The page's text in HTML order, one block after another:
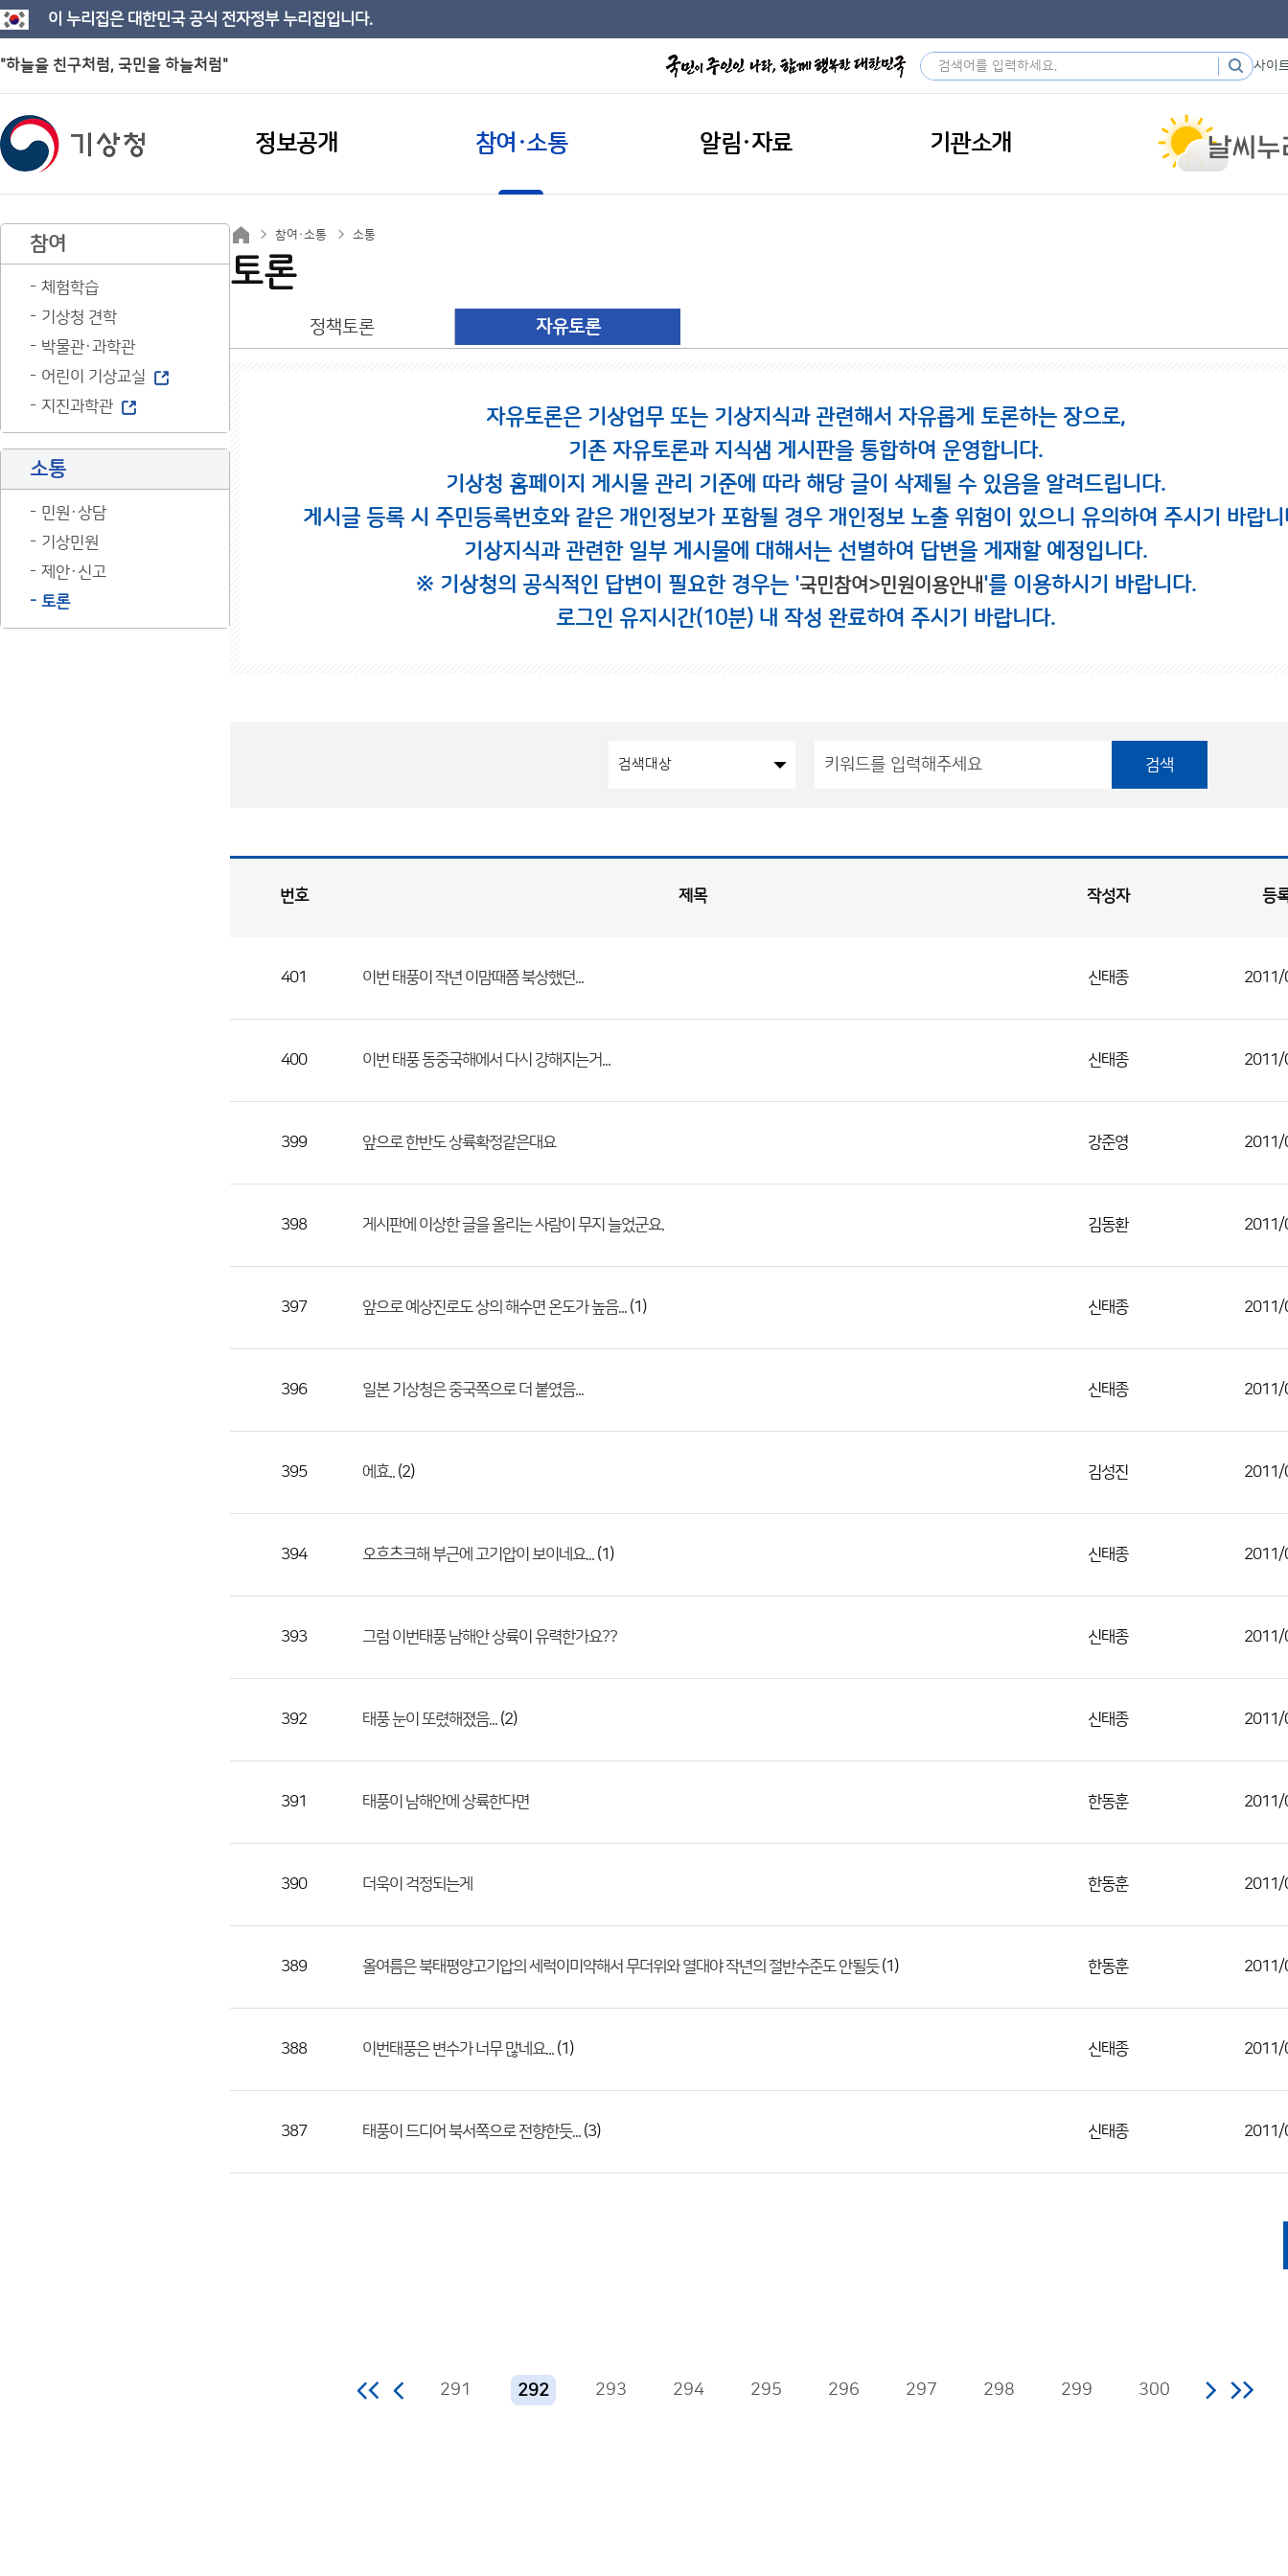
이 누리집은 대한민국 공식 전자정부 누리집입니다.
"하늘을 친구처럼, 국민을 하늘처럼" 사이
정보공개 참여·소통 알림·자료 기관소개
참여
체험학습
기상청 견학
박물관·과학관
어린이 기상교실
지진과학관
소통
민원·상담
기상민원
제안·신고
토론
참여·소통 소통
토론
정책토론 자유토론
자유토론은 기상업무 또는 기상지식과 관련해서 자유롭게 토론하는 장으로,
기존 자유토론과 지식샘 게시판을 통합하여 운영합니다.
기상청 홈페이지 게시물 관리 기준에 따라 해당 글이 삭제될 수 있음을 알려드립니다.
게시글 등록 시 주민등록번호와 같은 개인정보가 포함될 경우 개인정보 노출 위험이 있으니 유의하여 주시기 바랍니
기상지식과 관련한 일부 게시물에 대해서는 선별하여 답변을 게재할 예정입니다.
※ 기상청의 공식적인 답변이 필요한 경우는 '국민참여>민원이용안내'를 이용하시기 바랍니다.
로그인 유지시간(10분) 내 작성 완료하여 주시기 바랍니다.
검색
로
제
성
다.
번호 제목 작성자 등
401 이번 태풍이 작년 이맘때쯤 북상했던... 신태종 2011/
400 이번 태풍 동중국해에서 다시 강해지는거... 신태종 2011/
399 앞으로 한반도 상륙확정같은대요 강준영 2011/
398 게시판에 이상한 글을 올리는 사람이 무지 늘었군요. 김동환 2011/
397 앞으로 예상진로도 상의 해수면 온도가 높음... (1) 신태종 2011/
396 일본 기상청은 중국쪽으로 더 붙였음... 신태종 2011/
395 에효.. (2) 김성진 2011/
394 오흐츠크해 부근에 고기압이 보이네요... (1) 신태종 2011/
393 그럼 이번태풍 남해안 상륙이 유력한가요?? 신태종 2011/
392 태풍 눈이 또렸해졌음... (2) 신태종 2011/
391 태풍이 남해안에 상륙한다면 한동훈 2011/
390 더욱이 걱정되는게 한동훈 2011/
389 올여름은 북태평양고기압의 세럭이미약해서 무더위와 열대야 작년의 절반수준도 안될듯(1) 한동훈 2011/
388 이번태풍은 변수가 너무 많네요... (1) 신태종 2011/
387 태풍이 드디어 북서쪽으로 전향한듯... (3) 신태종 2011/
291 292 293 294 295 296 297 298 299 300